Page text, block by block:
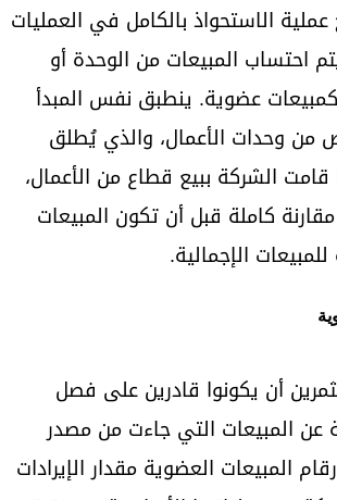
الاستحواذ بالكامل في العمليات
احتساب المبيعات من الوحدة أو
عضوية. ينطبق نفس المبدأ
من وحدات الأعمال، والذي يُطلق
قامت الشركة ببيع قطاع من الأعمال،
كاملة قبل أن تكون المبيعات
الإجمالية.
أن يكونوا قادرين على فصل
عن المبيعات التي جاءت من مصدر
المبيعات العضوية مقدار الإيرادات